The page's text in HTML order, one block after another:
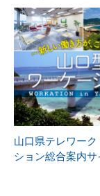
山口県テレワー
ション総合案内サ